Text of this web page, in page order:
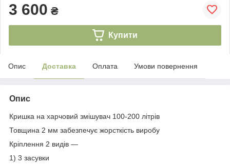
3 600 ₴
Купити
Опис Доставка Оплата Умови повернення
Опис
Кришка на харчовий змішувач 100-200 літрів
Товщина 2 мм забезпечує жорсткість виробу
Кріплення 2 видів —
1) 3 засувки